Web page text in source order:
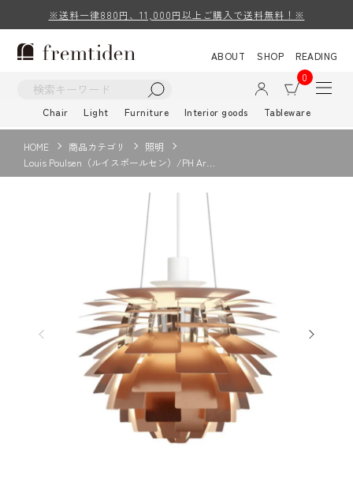
※送料一律880円、11,000円以上ご購入で送料無料！※
ABOUT SHOP
READING
0
Chair Light Furniture Interior goods Tableware
HOME 商品カテゴリ
照明
Louis Poulsen（ルイスポールセン）/PH Ar…